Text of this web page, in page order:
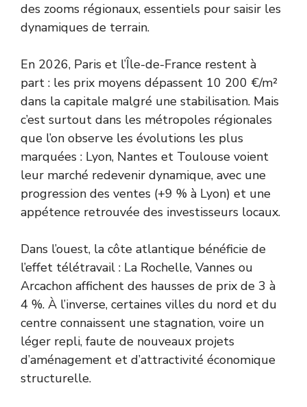
des zooms régionaux, essentiels pour saisir les
dynamiques de terrain.
En 2026, Paris et l’Île-de-France restent à
part : les prix moyens dépassent 10 200 €/m²
dans la capitale malgré une stabilisation. Mais
c’est surtout dans les métropoles régionales
que l’on observe les évolutions les plus
marquées : Lyon, Nantes et Toulouse voient
leur marché redevenir dynamique, avec une
progression des ventes (+9 % à Lyon) et une
appétence retrouvée des investisseurs locaux.
Dans l’ouest, la côte atlantique bénéficie de
l’effet télétravail : La Rochelle, Vannes ou
Arcachon affichent des hausses de prix de 3 à
4 %. À l’inverse, certaines villes du nord et du
centre connaissent une stagnation, voire un
léger repli, faute de nouveaux projets
d’aménagement et d’attractivité économique
structurelle.